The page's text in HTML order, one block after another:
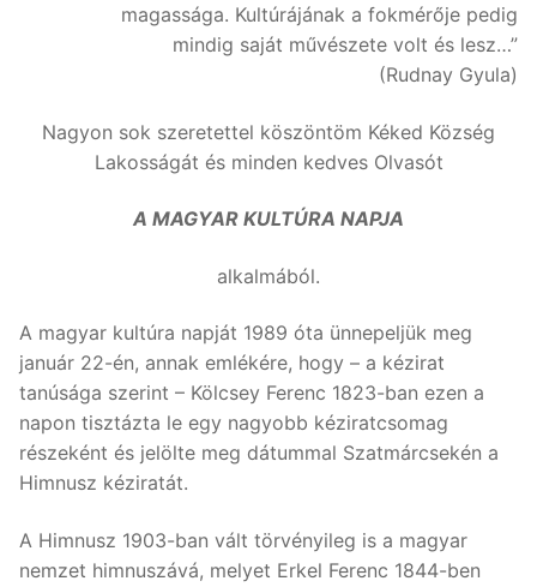
magassága. Kultúrájának a fokmérője pedig
mindig saját művészete volt és lesz…”
(Rudnay Gyula)
Nagyon sok szeretettel köszöntöm Kéked Község
Lakosságát és minden kedves Olvasót
A MAGYAR KULTÚRA NAPJA
alkalmából.
A magyar kultúra napját 1989 óta ünnepeljük meg
január 22-én, annak emlékére, hogy – a kézirat
tanúsága szerint – Kölcsey Ferenc 1823-ban ezen a
napon tisztázta le egy nagyobb kéziratcsomag
részeként és jelölte meg dátummal Szatmárcsekén a
Himnusz kéziratát.
A Himnusz 1903-ban vált törvényileg is a magyar
nemzet himnuszává, melyet Erkel Ferenc 1844-ben